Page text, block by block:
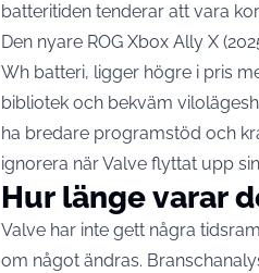
batteritiden tenderar att vara
Den nyare ROG Xbox Ally X
Wh batteri, ligger högre i pris
bibliotek och bekväm
ha bredare programstöd och
ignorera när Valve flyttat upp
Hur länge varar
Valve har inte gett några
om något ändras.